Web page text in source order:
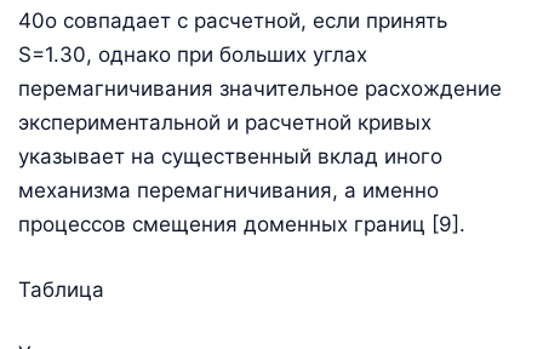
40о совпадает с расчетной, если принять
S=1.30, однако при больших углах
перемагничивания значительное расхождение
экспериментальной и расчетной кривых
указывает на существенный вклад иного
механизма перемагничивания, а именно
процессов смещения доменных границ [9].
Таблица